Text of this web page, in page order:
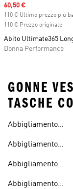
Sale price
60,50 €
110 € Ultimo prezzo più
110 € Prezzo originale
Abito Ultimate365
Donna Performance
GONNE
TASCHE
Abbigliamento
Abbigliamento
Abbigliamento
Abbigliamento